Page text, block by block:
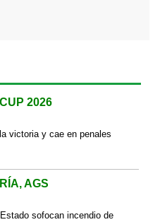
2026
victoria y cae en penales
AGS
sofocan incendio de